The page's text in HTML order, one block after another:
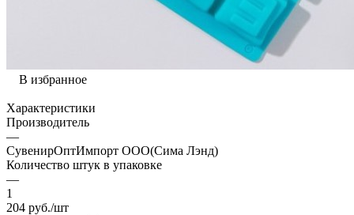
В избранное
Характеристики
Производитель
—
СувенирОптИмпорт ООО(Сима Лэнд)
Количество штук в упаковке
—
1
204 руб./шт